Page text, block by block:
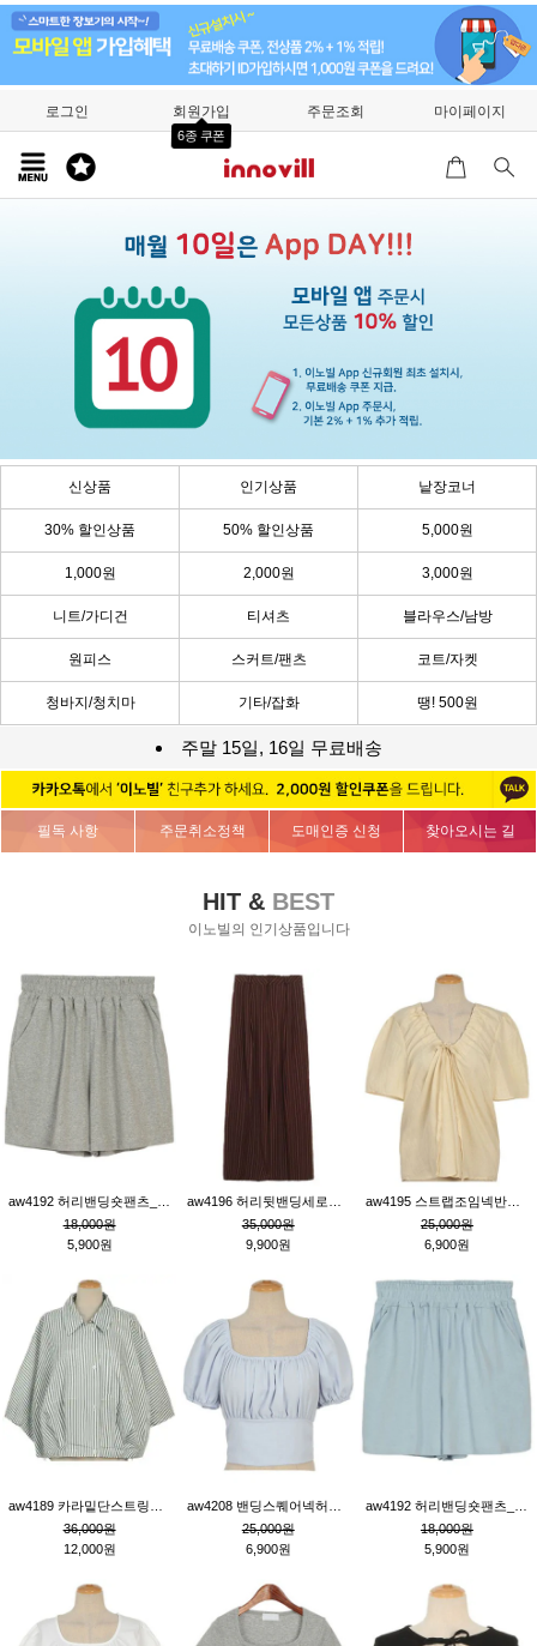
로그인 회원가입
6종 쿠폰
주문조회 마이페이지
신상품 인기상품 낱장코너
30% 할인상품 50% 할인상품 5,000원
1,000원 2,000원 3,000원
니트/가디건 티셔츠 블라우스/남방
원피스 스커트/팬츠 코트/자켓
청바지/청치마 기타/잡화 땡! 500원
주말 15일, 16일 무료배송
필독 사항 주문취소정책 도매인증 신청 찾아오시는 길
HIT & BEST
이노빌의 인기상품입니다
18,000원
5,900원
35,000원
9,900원
25,000원
6,900원
36,000원
12,000원
25,000원
6,900원
18,000원
5,900원